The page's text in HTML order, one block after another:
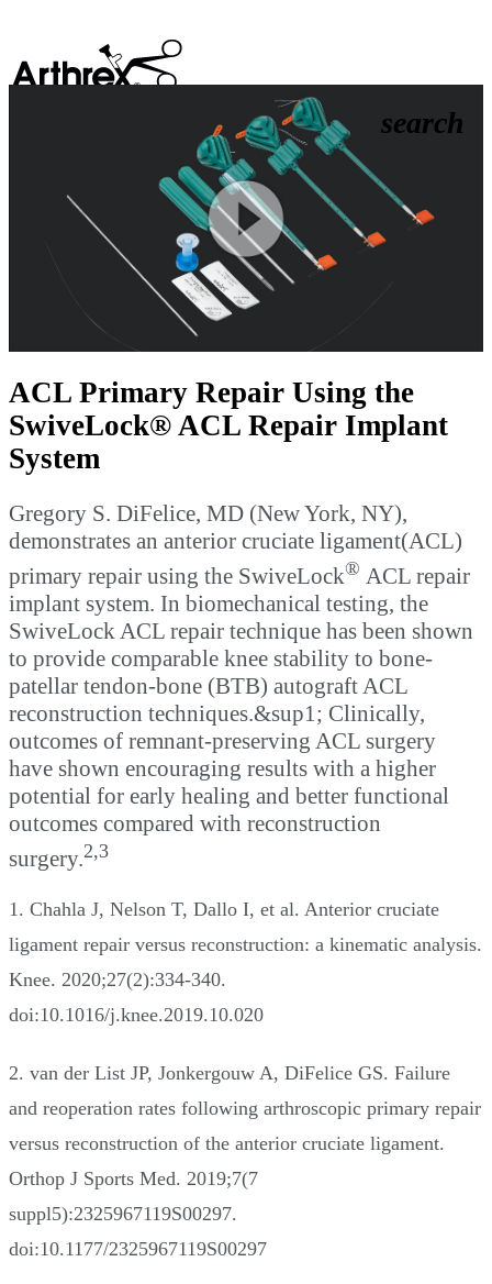
search
Play
Video
ACL Primary Repair Using the
SwiveLock® ACL Repair Implant
System
Gregory S. DiFelice, MD (New York, NY),
demonstrates an anterior cruciate ligament(ACL)
primary repair using the SwiveLock® ACL repair
implant system. In biomechanical testing, the
SwiveLock ACL repair technique has been shown
to provide comparable knee stability to bone-
patellar tendon-bone (BTB) autograft ACL
reconstruction techniques.&sup1; Clinically,
outcomes of remnant-preserving ACL surgery
have shown encouraging results with a higher
potential for early healing and better functional
outcomes compared with reconstruction
surgery.2,3
1. Chahla J, Nelson T, Dallo I, et al. Anterior cruciate
ligament repair versus reconstruction: a kinematic analysis.
Knee. 2020;27(2):334-340.
doi:10.1016/j.knee.2019.10.020
2. van der List JP, Jonkergouw A, DiFelice GS. Failure
and reoperation rates following arthroscopic primary repair
versus reconstruction of the anterior cruciate ligament.
Orthop J Sports Med. 2019;7(7
suppl5):2325967119S00297.
doi:10.1177/2325967119S00297